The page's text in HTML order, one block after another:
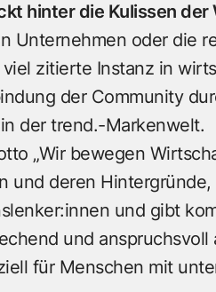
hinter die Kulissen
Unternehmen oder die
zitierte Instanz in
der Community
der trend.-Markenwelt.
„Wir bewegen
und deren
und gibt
und
für Menschen mit